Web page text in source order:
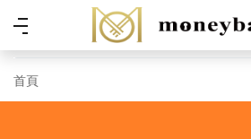
Skip to main content
功
首頁